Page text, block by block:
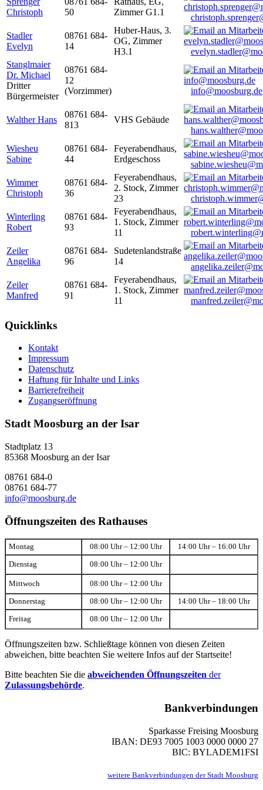
Christoph
50
Zimmer G1.1
Stadler
Evelyn
08761 684-
14
Huber-Haus, 3.
OG, Zimmer
H3.1
Stanglmaier
Dr. Michael
Dritter
Bürgermeister
08761 684-
12
(Vorzimmer)
info@moosburg.de
Walther Hans
08761 684-
813
VHS Gebäude
Wiesheu
Sabine
08761 684-
44
Feyerabendhaus,
Erdgeschoss
Wimmer
Christoph
08761 684-
36
Feyerabendhaus,
2. Stock, Zimmer
23
Winterling
Robert
08761 684-
93
Feyerabendhaus,
1. Stock, Zimmer
11
Zeiler
Angelika
08761 684-
96
Sudetenlandstraße
14
Zeiler
Manfred
08761 684-
91
Feyerabendhaus,
1. Stock, Zimmer
11
Quicklinks
Kontakt
Impressum
Datenschutz
Haftung für Inhalte und Links
Barrierefreiheit
Zugangseröffnung
Stadt Moosburg an der Isar
Stadtplatz 13
85368 Moosburg an der Isar
08761 684-0
08761 684-77
info@moosburg.de
Öffnungszeiten des Rathauses
Montag 08:00 Uhr – 12:00 Uhr 14:00 Uhr – 16:00 Uhr
Dienstag 08:00 Uhr – 12:00 Uhr
Mittwoch 08:00 Uhr – 12:00 Uhr
Donnerstag 08:00 Uhr – 12:00 Uhr 14:00 Uhr – 18:00 Uhr
Freitag 08:00 Uhr – 12:00 Uhr
Öffnungszeiten bzw. Schließtage können von diesen Zeiten
abweichen, bitte beachten Sie weitere Infos auf der Startseite!
Bitte beachten Sie die abweichenden Öffnungszeiten der
Zulassungsbehörde.
Bankverbindungen
Sparkasse Freising Moosburg
IBAN: DE93 7005 1003 0000 0000 27
BIC: BYLADEM1FSI
weitere Bankverbindungen der Stadt Moosburg